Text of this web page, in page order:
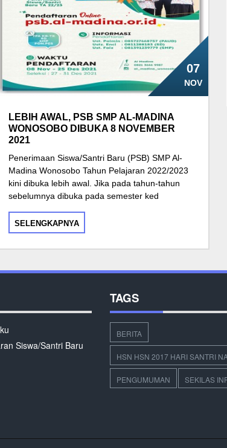
07
NOV
LEBIH AWAL, PSB SMP AL-MADINA
WONOSOBO DIBUKA 8 NOVEMBER
2021
Penerimaan Siswa/Santri Baru (PSB) SMP Al-
Madina Wonosobo Tahun Pelajaran 2022/2023
kini dibuka lebih awal. Jika pada tahun-tahun
sebelumnya dibuka pada semester ked
SELENGKAPNYA
Siswa/Santri Baru
TAGS
BERITA
HSN HSN 2017 HARI SANTRI
PENGUMUMAN SEKILAS